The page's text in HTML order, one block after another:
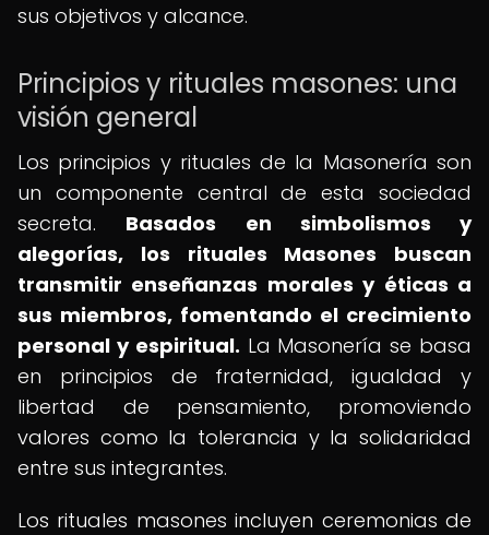
sus objetivos y alcance.
Principios y rituales masones: una
visión general
Los principios y rituales de la Masonería son
un componente central de esta sociedad
secreta. Basados en simbolismos y
alegorías, los rituales Masones buscan
transmitir enseñanzas morales y éticas a
sus miembros, fomentando el crecimiento
personal y espiritual. La Masonería se basa
en principios de fraternidad, igualdad y
libertad de pensamiento, promoviendo
valores como la tolerancia y la solidaridad
entre sus integrantes.
Los rituales masones incluyen ceremonias de